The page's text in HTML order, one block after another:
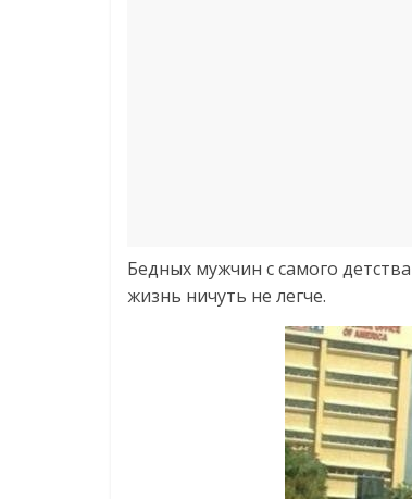
Бедных мужчин с самого
жизнь ничуть не легче.